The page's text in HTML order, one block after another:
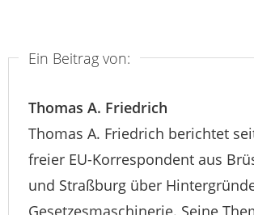
Ein Beitrag von:
Thomas A. Friedrich
Thomas A. Friedrich berichtet
freier EU-Korrespondent aus
und Straßburg über